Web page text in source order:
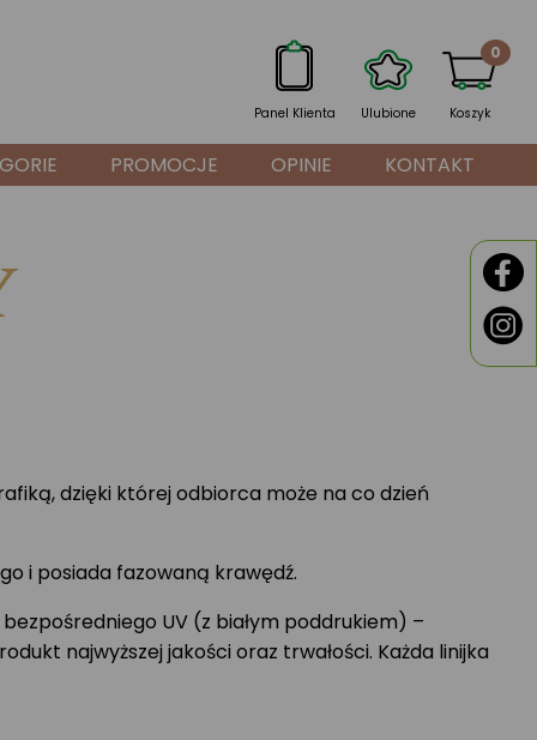
Panel Klienta Ulubione Koszyk
0
PROMOCJE OPINIE KONTAKT
dzięki której odbiorca może na co dzień
i posiada fazowaną krawędź.
UV (z białym poddrukiem) –
najwyższej jakości oraz trwałości. Każda linijka